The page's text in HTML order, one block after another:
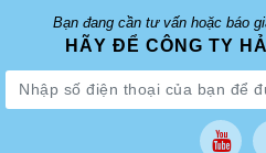
Bạn đang cần tư vấn hoặc báo
HÃY ĐỂ CÔNG TY